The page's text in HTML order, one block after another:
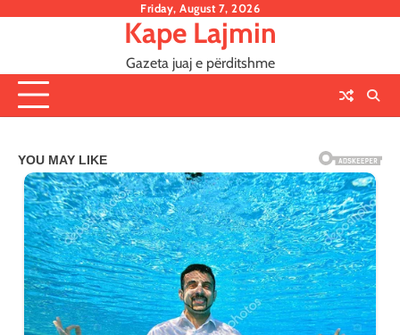
Friday, August 7, 2026
Kape Lajmin
Gazeta juaj e përditshme